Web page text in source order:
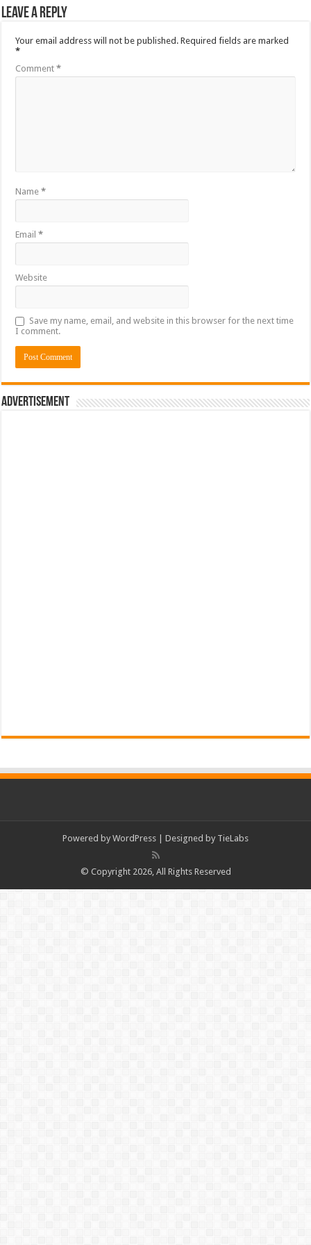
Leave a Reply
Your email address will not be published. Required fields are marked
*
Comment*
Name*
Email*
Website
Save my name, email, and website in this browser for the next time
I comment.
Advertisement
Powered by WordPress | Designed by TieLabs
© Copyright 2026, All Rights Reserved